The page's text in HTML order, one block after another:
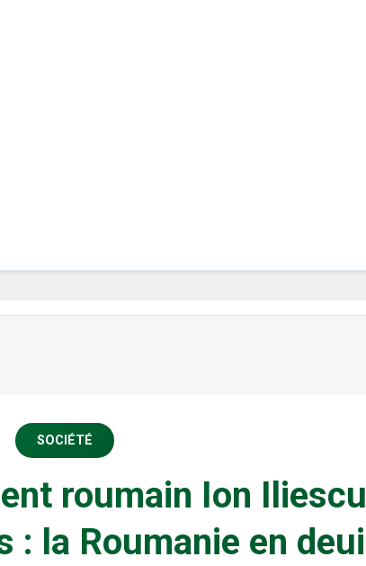
SOCIÉTÉ
roumain Ion Iliescu
: la Roumanie en deuil